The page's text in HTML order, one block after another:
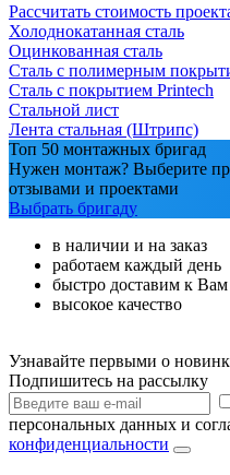
Рассчитать стоимость
Холоднокатанная сталь
Оцинкованная сталь
Сталь с полимерным
Сталь с покрытием Printech
Стальной лист
Лента стальная (Штрипс)
Топ 50 монтажных бригад
Нужен монтаж? Выберите
отзывами и проектами
Выбрать бригаду
в наличии и на заказ
работаем каждый день
быстро доставим к Вам
высокое качество
Узнавайте первыми о
Подпишитесь на рассылку
персональных данных и
конфиденциальности